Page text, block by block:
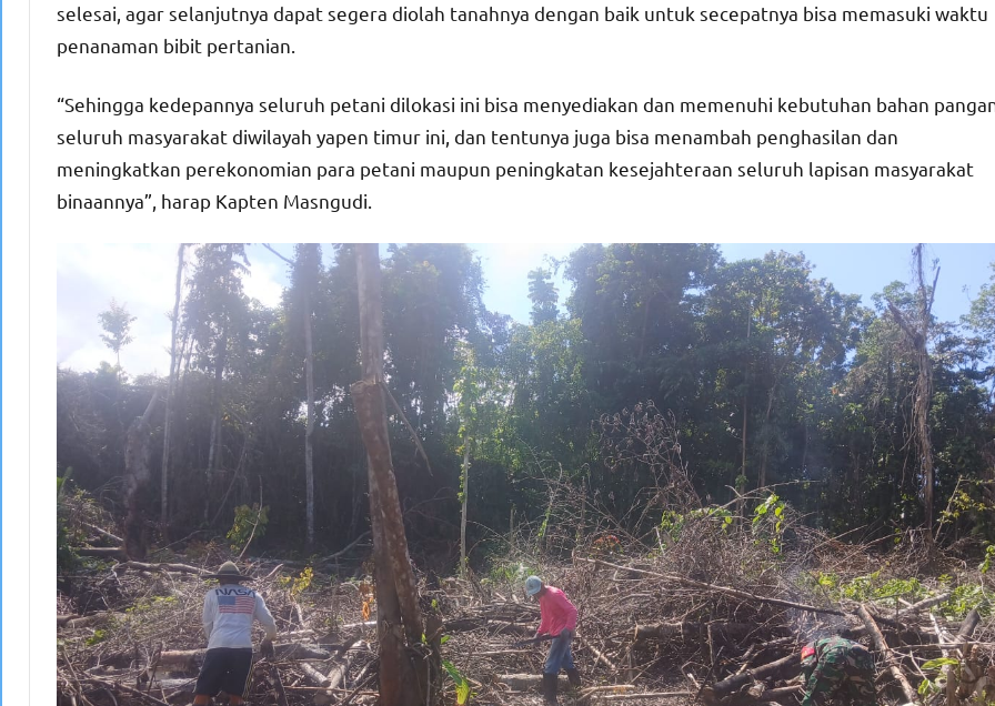
selesai, agar selanjutnya dapat segera diolah tanahnya dengan baik untuk secepatnya bisa memasuki waktu
penanaman bibit pertanian.
“Sehingga kedepannya seluruh petani dilokasi ini bisa menyediakan dan memenuhi kebutuhan bahan
seluruh masyarakat diwilayah yapen timur ini, dan tentunya juga bisa menambah penghasilan dan
meningkatkan perekonomian para petani maupun peningkatan kesejahteraan seluruh lapisan masyarakat
binaannya”, harap Kapten Masngudi.